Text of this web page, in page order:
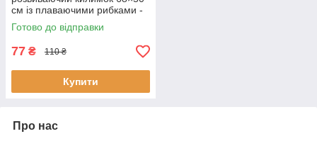
см із плаваючими рибками -
надувний килимок для
малюків
Готово до відправки
77 ₴ 110 ₴
Купити
Про нас